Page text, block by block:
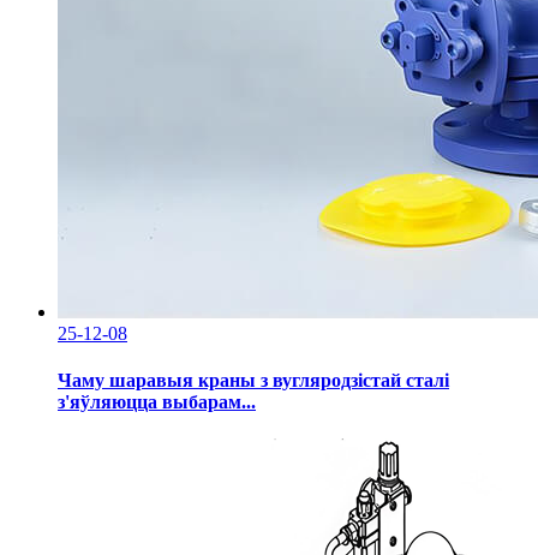
25-12-08
Чаму шаравыя краны з вугляродзістай сталі
з'яўляюцца выбарам...